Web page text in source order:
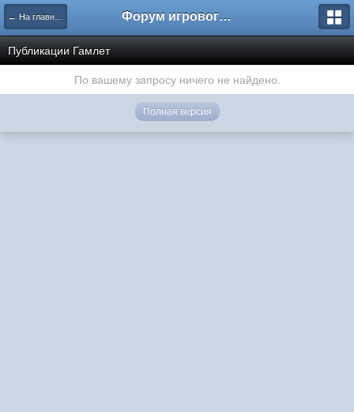
← На главную Форум игрового проекта Riverrise
Публикации Гамлет
По вашему запросу ничего не найдено.
Полная версия